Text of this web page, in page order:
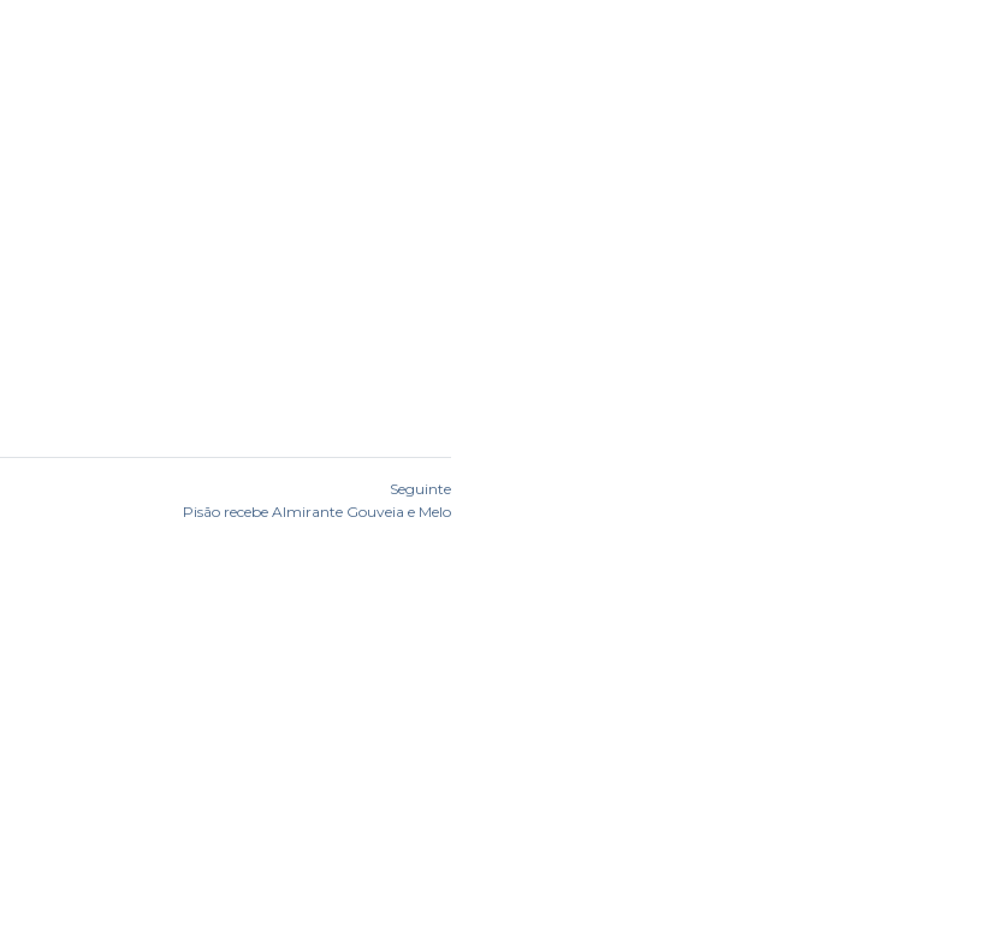
Seguinte
Pisão recebe Almirante Gouveia e Melo